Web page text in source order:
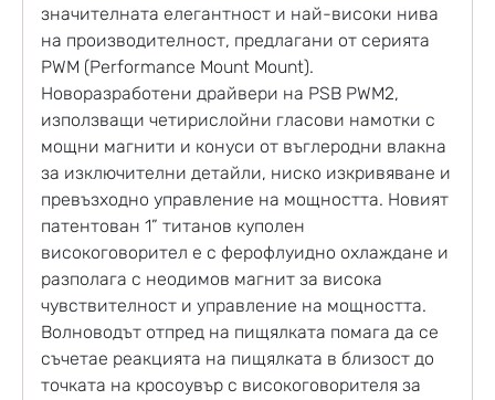
значителната елегантност и най-високи нива
на производителност, предлагани от серията
PWM (Performance Mount Mount).
Новоразработени драйвери на PSB PWM2,
използващи четирислойни гласови намотки с
мощни магнити и конуси от въглеродни влакна
за изключителни детайли, ниско изкривяване и
превъзходно управление на мощността. Новият
патентован 1” титанов куполен
високоговорител е с ферофлуидно охлаждане и
разполага с неодимов магнит за висока
чувствителност и управление на мощността.
Волноводът отпред на пищялката помага да се
съчетае реакцията на пищялката в близост до
точката на кросоувър с високоговорителя за